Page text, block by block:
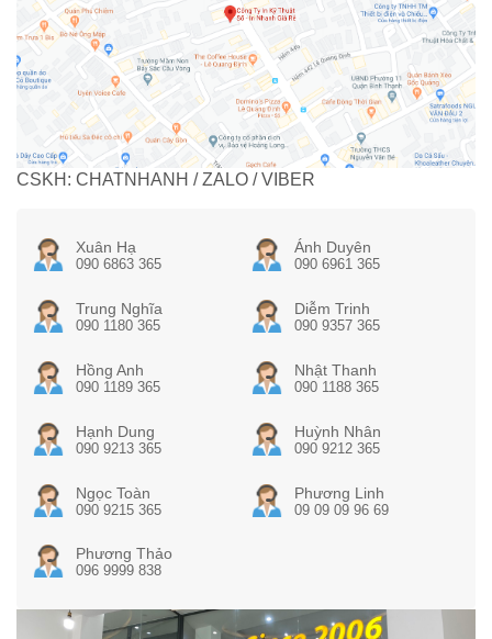
CSKH: CHATNHANH / ZALO / VIBER
Xuân Hạ
090 6863 365
Ánh Duyên
090 6961 365
Trung Nghĩa
090 1180 365
Diễm Trinh
090 9357 365
Hồng Anh
090 1189 365
Nhật Thanh
090 1188 365
Hạnh Dung
090 9213 365
Huỳnh Nhân
090 9212 365
Ngọc Toàn
090 9215 365
Phương Linh
09 09 09 96 69
Phương Thảo
096 9999 838